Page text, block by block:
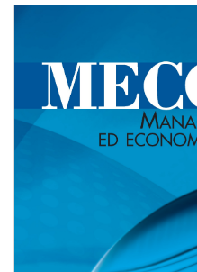
Immagine di copertina